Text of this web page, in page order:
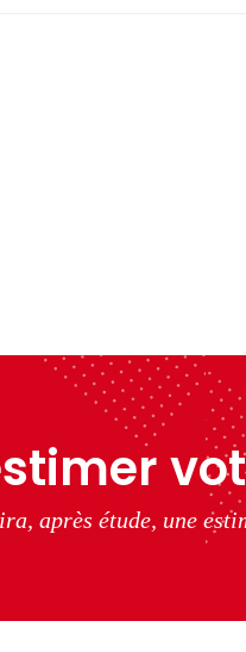
après étude, une